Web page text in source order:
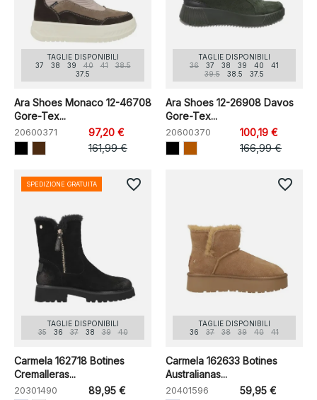
TAGLIE DISPONIBILI
37
38 39 40 41
38.5
37.5
Ara Shoes Monaco 12-46708
Gore-Tex...
20600371
97,20 €
161,99 €
TAGLIE DISPONIBILI
36
37 38 39 40
41
39.5
38.5 37.5
Ara Shoes 12-26908 Davos
Gore-Tex...
20600370
100,19 €
166,99 €
TAGLIE DISPONIBILI
35
36 37 38 39 40
Carmela 162718 Botines
Cremalleras...
20301490 89,95 €
SPEDIZIONE GRATUITA favorite_border
TAGLIE DISPONIBILI
36
37 38 39 40 41
Carmela 162633 Botines
Australianas...
20401596 59,95 €
favorite_border